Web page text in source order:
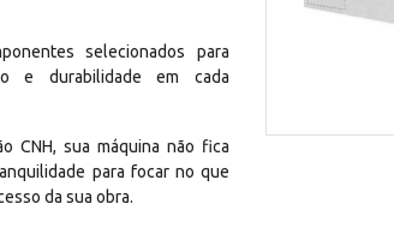
selecionados para
e durabilidade em cada
CNH, sua máquina não fica
para focar no que
da sua obra.